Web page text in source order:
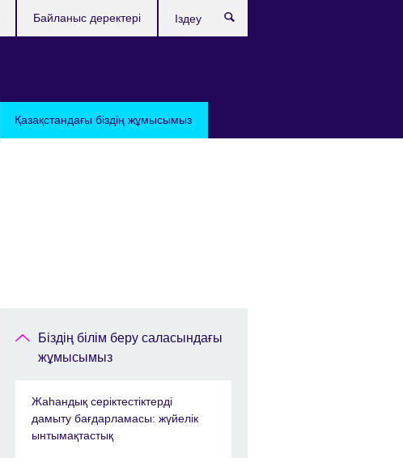
Қазақстандағы бiздiң жұмысымыз
Байланыс деректері
Біздің білім беру саласындағы
жұмысымыз
Жаһандық серіктестіктерді
дамыту бағдарламасы: жүйелік
ынтымақтастық